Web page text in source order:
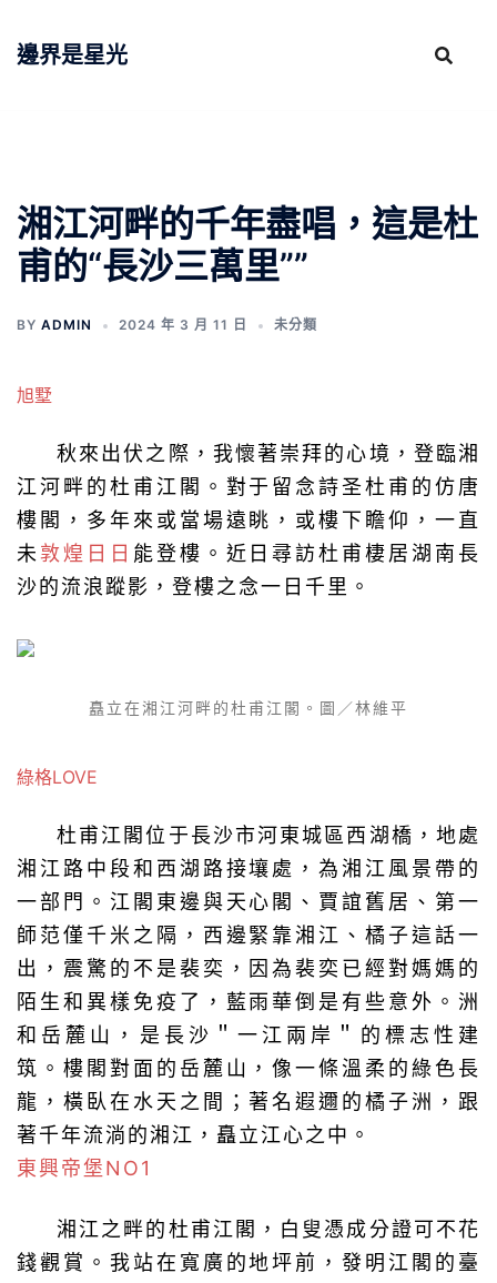
邊界是星光
湘江河畔的千年盡唱，這是杜
甫的“長沙三萬里””
BY ADMIN 2024 年 3 月 11 日 未分類
旭墅
秋來出伏之際，我懷著崇拜的心境，登臨湘
江河畔的杜甫江閣。對于留念詩圣杜甫的仿唐
樓閣，多年來或當場遠眺，或樓下瞻仰，一直
未敦煌日日 能登樓。近日尋訪杜甫棲居湖南長
沙的流浪蹤影，登樓之念一日千里。
矗立在湘江河畔的杜甫江閣。圖／林維平
綠格LOVE
杜甫江閣位于長沙市河東城區西湖橋，地處
湘江路中段和西湖路接壤處，為湘江風景帶的
一部門。江閣東邊與天心閣、賈誼舊居、第一
師范僅千米之隔，西邊緊靠湘江、橘子這話一
出，震驚的不是裴奕，因為裴奕已經對媽媽的
陌生和異樣免疫了，藍雨華倒是有些意外。洲
和岳麓山，是長沙＂一江兩岸＂的標志性建
筑。樓閣對面的岳麓山，像一條溫柔的綠色長
龍，橫臥在水天之間；著名遐邇的橘子洲，跟
著千年流淌的湘江，矗立江心之中。
東興帝堡NO1
湘江之畔的杜甫江閣，白叟憑成分證可不花
錢觀賞。我站在寬廣的地坪前，發明江閣的臺